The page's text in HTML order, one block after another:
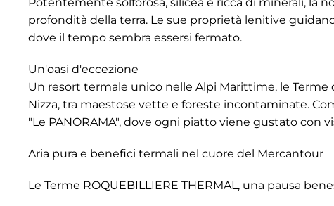
profondità della terra. Le sue proprietà lenitive
dove il tempo sembra essersi fermato.
Un'oasi d'eccezione
Un resort termale unico nelle Alpi Marittime, le
Nizza, tra maestose vette e foreste incontaminate.
"Le PANORAMA", dove ogni piatto viene gustato con
Aria pura e benefici termali nel cuore del Mercantour
Le Terme ROQUEBILLIERE THERMAL, una pausa